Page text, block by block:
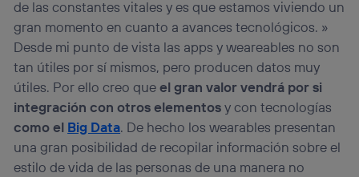
de las constantes vitales y es que estamos viviendo un
gran momento en cuanto a avances tecnológicos. »
Desde mi punto de vista las apps y weareables no son
tan útiles por sí mismos, pero producen datos muy
útiles. Por ello creo queel gran valor vendrá por si
integración con otros elementosy con tecnologías
como el Big Data. De hecho los wearables presentan
una gran posibilidad de recopilar información sobre el
estilo de vida de las personas de una manera no